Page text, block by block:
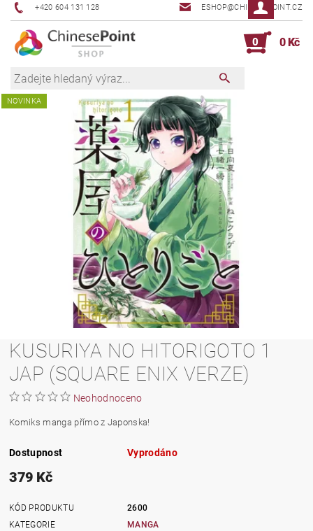
+420 604 131 128 ESHOP@CHINESEPOINT.CZ
0 0 Kč
NOVINKA
KUSURIYA NO HITORIGOTO 1
JAP (SQUARE ENIX VERZE)
Neohodnoceno
Komiks manga přímo z Japonska!
Dostupnost Vyprodáno
379 Kč
KÓD PRODUKTU
2600
KATEGORIE
MANGA